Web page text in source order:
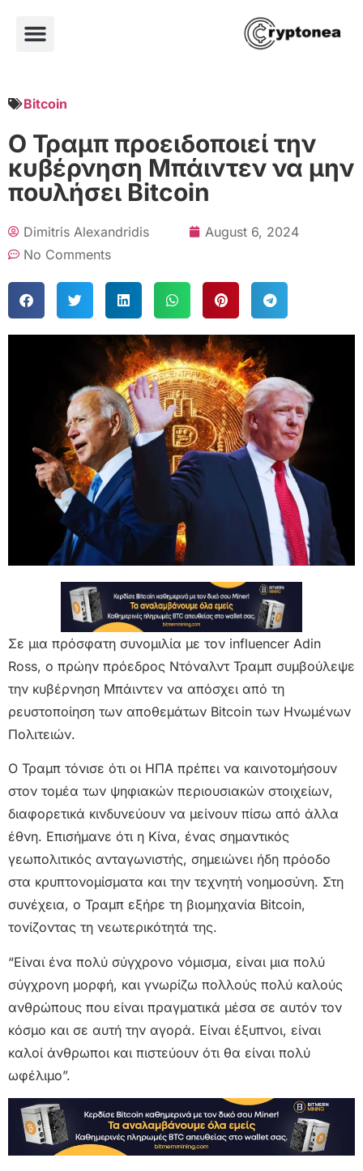
Bitcoin
Ο Τραμπ προειδοποιεί την
κυβέρνηση Μπάιντεν να μην
πουλήσει Bitcoin
Dimitris Alexandridis
August 6, 2024
No Comments
Σε μια πρόσφατη συνομιλία με τον influencer Adin
Ross, ο πρώην πρόεδρος Ντόναλντ Τραμπ συμβούλεψε
την κυβέρνηση Μπάιντεν να απόσχει από τη
ρευστοποίηση των αποθεμάτων Bitcoin των Ηνωμένων
Πολιτειών.
Ο Τραμπ τόνισε ότι οι ΗΠΑ πρέπει να καινοτομήσουν
στον τομέα των ψηφιακών περιουσιακών στοιχείων,
διαφορετικά κινδυνεύουν να μείνουν πίσω από άλλα
έθνη. Επισήμανε ότι η Κίνα, ένας σημαντικός
γεωπολιτικός ανταγωνιστής, σημειώνει ήδη πρόοδο
στα κρυπτονομίσματα και την τεχνητή νοημοσύνη. Στη
συνέχεια, ο Τραμπ εξήρε τη βιομηχανία Bitcoin,
τονίζοντας τη νεωτερικότητά της.
“Είναι ένα πολύ σύγχρονο νόμισμα, είναι μια πολύ
σύγχρονη μορφή, και γνωρίζω πολλούς πολύ καλούς
ανθρώπους που είναι πραγματικά μέσα σε αυτόν τον
κόσμο και σε αυτή την αγορά. Είναι έξυπνοι, είναι
καλοί άνθρωποι και πιστεύουν ότι θα είναι πολύ
ωφέλιμο”.